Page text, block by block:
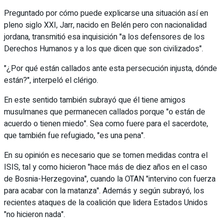
Preguntado por cómo puede explicarse una situación así en
pleno siglo XXI, Jarr, nacido en Belén pero con nacionalidad
jordana, transmitió esa inquisición "a los defensores de los
Derechos Humanos y a los que dicen que son civilizados".
"¿Por qué están callados ante esta persecución injusta, dónde
están?", interpeló el clérigo.
En este sentido también subrayó que él tiene amigos
musulmanes que permanecen callados porque "o están de
acuerdo o tienen miedo". Sea como fuere para el sacerdote,
que también fue refugiado, "es una pena".
En su opinión es necesario que se tomen medidas contra el
ISIS, tal y como hicieron "hace más de diez años en el caso
de Bosnia-Herzegovina", cuando la OTAN "intervino con fuerza
para acabar con la matanza". Además y según subrayó, los
recientes ataques de la coalición que lidera Estados Unidos
"no hicieron nada".